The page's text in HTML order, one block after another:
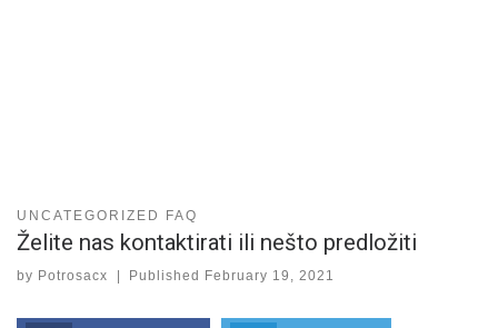
UNCATEGORIZED FAQ
Želite nas kontaktirati ili nešto predložiti
by Potrosacx Published February 19, 2021